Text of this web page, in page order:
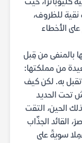
كليوباترا، حيث
نقية للظروف،
الأخطاء
بالمنفى من قِبل
من مملكتها:
به. لكن كيف
تحت الحديد
الحين، التقت
القائد الجذّاب
سويةً على